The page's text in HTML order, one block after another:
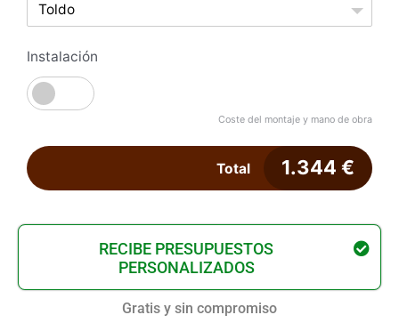
Toldo
Instalación
Coste del montaje y mano de obra
Total 1.344 €
RECIBE PRESUPUESTOS
PERSONALIZADOS
Gratis y sin compromiso